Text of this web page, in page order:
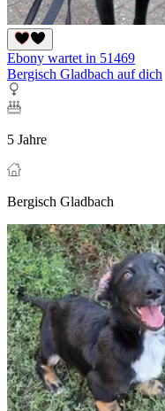
Ebony wartet in 51469
Bergisch Gladbach auf dich
5 Jahre
Bergisch Gladbach